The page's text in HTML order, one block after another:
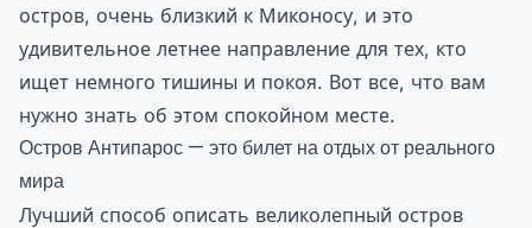
остров, очень близкий к Миконосу, и это
удивительное летнее направление для тех, кто
ищет немного тишины и покоя. Вот все, что вам
нужно знать об этом спокойном месте.
Остров Антипарос — это билет на отдых от реального
мира
Лучший способ описать великолепный остров